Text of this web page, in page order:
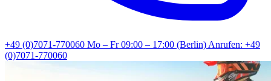
+49 (0)7071-770060 Mo – Fr 09:00 – 17:00 (Berlin)Anrufen: +49
(0)7071-770060